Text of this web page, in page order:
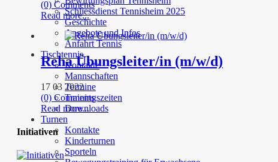
Schliessdienst Tennisheim 2025
Geschichte
Angebote und Infos
Anfahrt Tennis
Tischtennis
Kontakte
Mannschaften
Termine
Trainingszeiten
Downloads
Turnen
Kontakte
Kinderturnen
Sporteln
(0) Comments
Read more...
Reha Übungsleiter/in (m/w/d)
17 03 2022
(0) Comments
Read more...
Initiativen